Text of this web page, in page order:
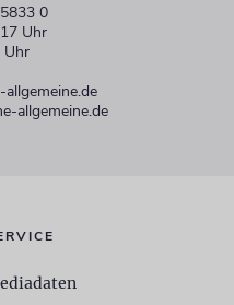
0
Uhr
Uhr
allgemeine.de